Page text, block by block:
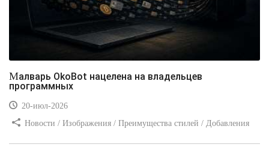
Малварь OkoBot нацелена на владельцев
программных
20-июл-2026
Новости / Изображения / Преимущества стилей / Добавления